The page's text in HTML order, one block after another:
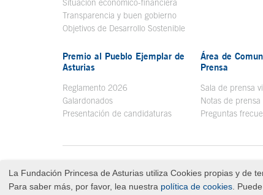
Situación económico-financiera
Transparencia y buen gobierno
Objetivos de Desarrollo Sostenible
Premio al Pueblo Ejemplar de
Asturias
Reglamento 2026
Galardonados
Presentación de candidaturas
Área de
Prensa
Sala de prensa
Notas de prensa
Preguntas
Fin menú pie
© Copyright Fri Aug 07 03:18:37 UTC 2026 Fundación
La Fundación Princesa de Asturias utiliza Cookies propias y de
Para saber más, por favor, lea nuestra política de cookies .